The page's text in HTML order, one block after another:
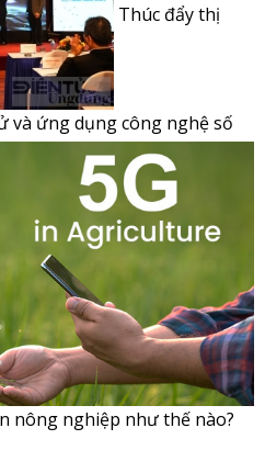
Thúc đẩy thị
ứng dụng công nghệ số
nông nghiệp như thế nào?